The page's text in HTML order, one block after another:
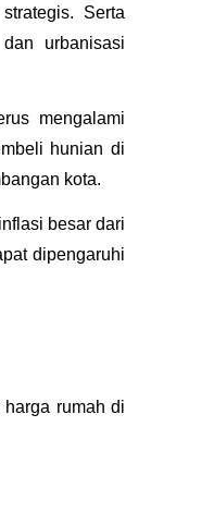
Serta
urbanisasi
mengalami
hunian di
kota.
besar dari
dipengaruhi
rumah di